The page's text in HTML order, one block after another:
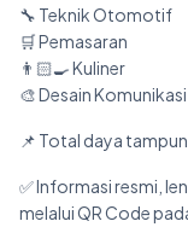
🔧 Teknik Otomotif
🛒 Pemasaran
👨🏻‍🍳 Kuliner
🎨 Desain
📌 Total daya
✅ Informasi resmi,
melalui QR Code